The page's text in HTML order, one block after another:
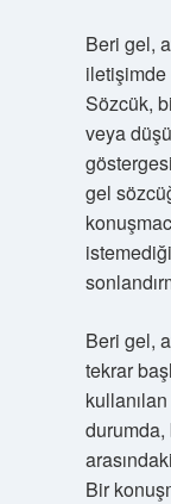
Beri gel,
iletişimde
Sözcük,
veya
gel
Beri gel,
tekrar
Bir